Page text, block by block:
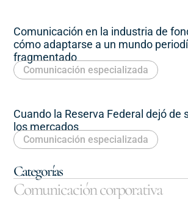
Comunicación en la industria de
cómo adaptarse a un mundo
fragmentado
Comunicación especializada
Cuando la Reserva Federal dejó de
los mercados
Comunicación especializada
Categorías
Comunicación corporativa